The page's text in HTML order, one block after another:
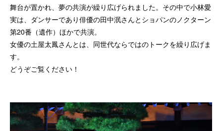
舞台が置かれ、夢の共演が繰り広げられました。その中で小林愛
実は、ダンサーであり俳優の田中泯さんとショパンのノクターン
第20番（遺作）ほかで共演。
女優の土屋太鳳さんとは、同世代ならではのトークを繰り広げま
す。
どうぞご覧ください！